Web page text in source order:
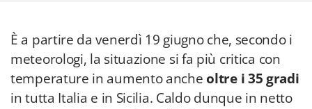
È a partire da venerdì 19 giugno che, secondo i
meteorologi, la situazione si fa più critica con
temperature in aumento anche oltre i 35 gradi
in tutta Italia e in Sicilia. Caldo dunque in netto